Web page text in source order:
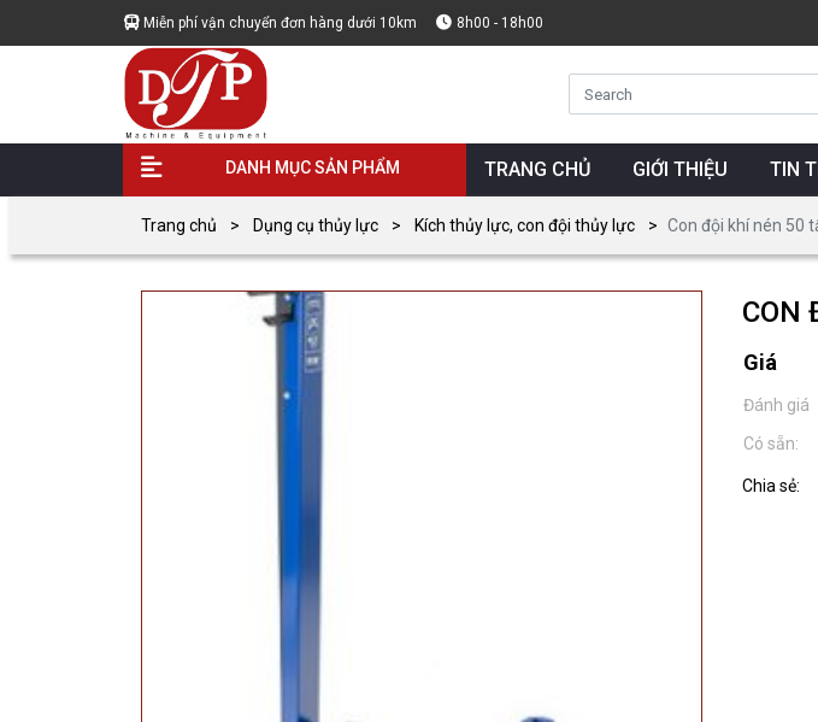
Miễn phí vận chuyển đơn hàng dưới 10km 8h00 - 18h00
DANH MỤC SẢN PHẨM TRANG CHỦ GIỚI THIỆU TIN
Trang chủ Dụng cụ thủy lực Kích thủy lực, con đội thủy lực Con đội khí nén 50
CON
Giá
Đánh giá
Có sẵn:
Chia sẻ: